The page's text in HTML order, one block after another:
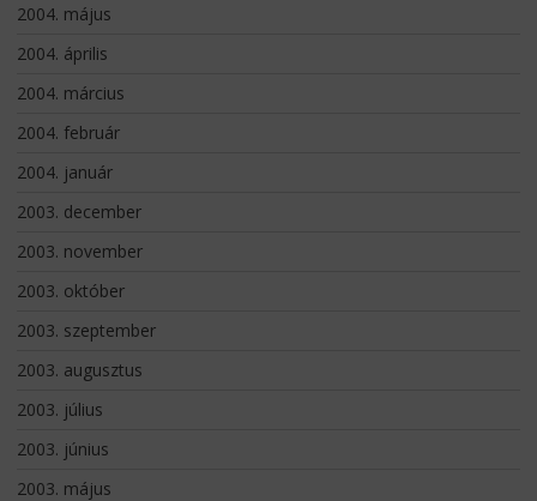
2004. május
2004. április
2004. március
2004. február
2004. január
2003. december
2003. november
2003. október
2003. szeptember
2003. augusztus
2003. július
2003. június
2003. május